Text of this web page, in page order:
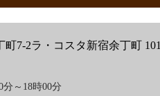
7-2ラ・コスタ新宿余丁町 101
分～18時00分